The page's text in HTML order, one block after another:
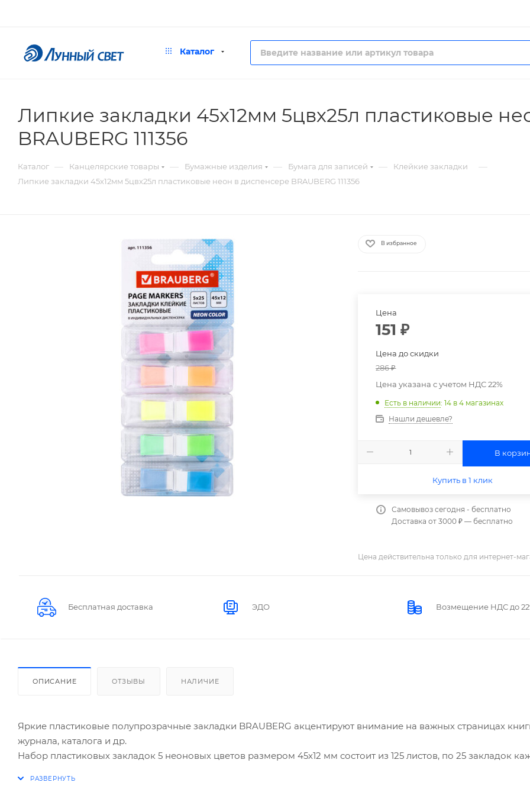
Каталог
Липкие закладки 45х12мм 5цвх25л пластиковые
BRAUBERG 111356
Каталог — Канцелярские товары — Бумажные изделия — Бумага для записей — Клейкие закладки —
Липкие закладки 45х12мм 5цвх25л пластиковые неон в диспенсере BRAUBERG 111356
В избранное
Цена
151 ₽
Цена до скидки
286₽
Цена указана с учетом НДС 22%
Есть в наличии: 14 в 4 магазинах
Нашли дешевле?
В
Купить в 1 клик
Самовывоз сегодня - бесплатно
Доставка от 3000 ₽ — бесплатно
Цена действительна только для интернет-
Бесплатная доставка ЭДО Возмещение НДС до
ОПИСАНИЕ ОТЗЫВЫ НАЛИЧИЕ
Яркие пластиковые полупрозрачные закладки BRAUBERG акцентируют внимание на важных страницах
журнала, каталога и др.
Набор пластиковых закладок 5 неоновых цветов размером 45х12 мм состоит из 125 листов, по 25 закладок